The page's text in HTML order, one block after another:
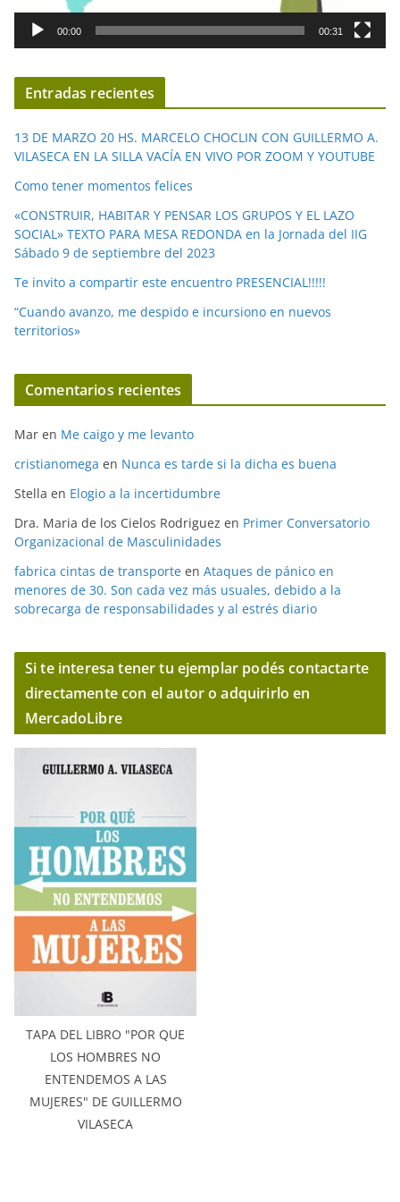
d
í
d
e
o
00:00 00:31
Entradas recientes
13 DE MARZO 20 HS. MARCELO CHOCLIN CON GUILLERMO A.
VILASECA EN LA SILLA VACÍA EN VIVO POR ZOOM Y YOUTUBE
Como tener momentos felices
«CONSTRUIR, HABITAR Y PENSAR LOS GRUPOS Y EL LAZO
SOCIAL» TEXTO PARA MESA REDONDA en la Jornada del IIG
Sábado 9 de septiembre del 2023
Te invito a compartir este encuentro PRESENCIAL!!!!!
“Cuando avanzo, me despido e incursiono en nuevos
territorios»
Comentarios recientes
Mar en Me caigo y me levanto
cristianomega en Nunca es tarde si la dicha es buena
Stella en Elogio a la incertidumbre
Dra. Maria de los Cielos Rodriguez en Primer Conversatorio
Organizacional de Masculinidades
fabrica cintas de transporte en Ataques de pánico en
menores de 30. Son cada vez más usuales, debido a la
sobrecarga de responsabilidades y al estrés diario
Si te interesa tener tu ejemplar podés contactarte
directamente con el autor o adquirirlo en
MercadoLibre
TAPA DEL LIBRO "POR QUE
LOS HOMBRES NO
ENTENDEMOS A LAS
MUJERES" DE GUILLERMO
VILASECA